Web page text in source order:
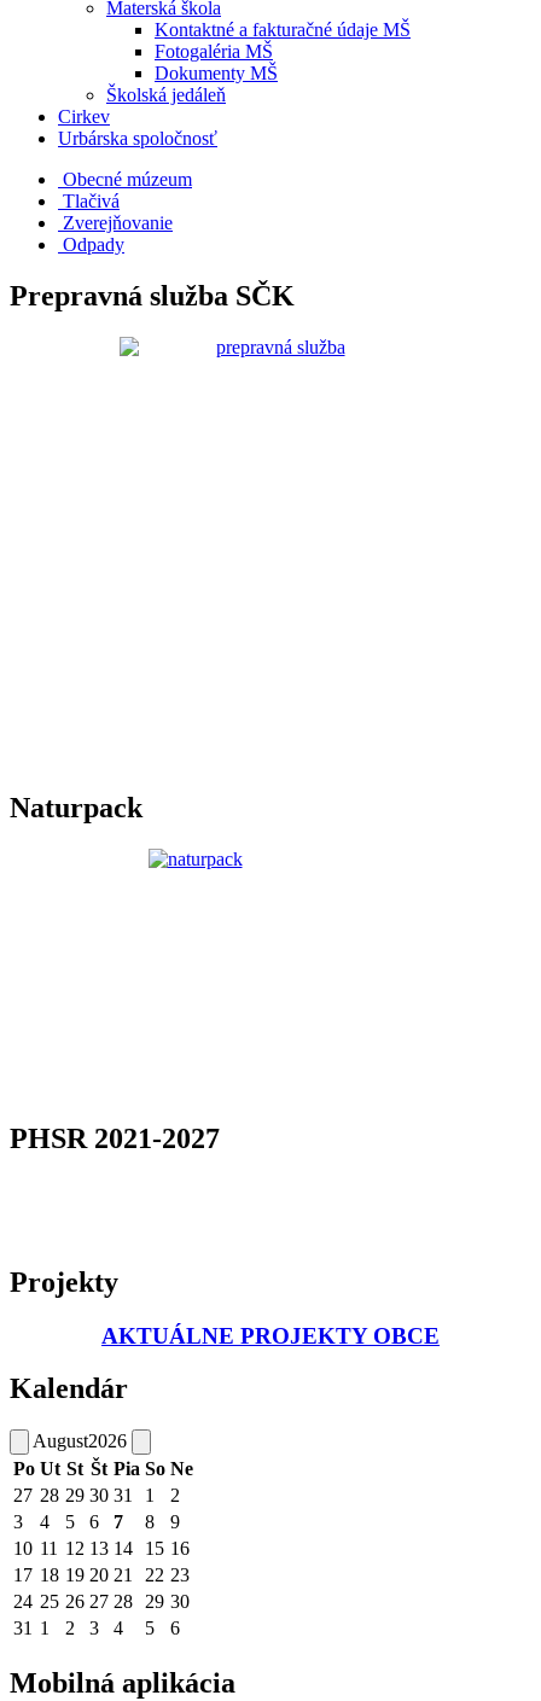
Materská škola
Kontaktné a fakturačné údaje MŠ
Fotogaléria MŠ
Dokumenty MŠ
Školská jedáleň
Cirkev
Urbárska spoločnosť
Obecné múzeum
Tlačivá
Zverejňovanie
Odpady
Prepravná služba SČK
Naturpack
PHSR 2021-2027
Projekty
AKTUÁLNE PROJEKTY OBCE
Kalendár
August2026
Po Ut St Št Pia So Ne
27 28 29 30 31 1
2
3
4 5 6 7 8
9
10 11 12 13 14 15 16
17 18 19 20 21 22 23
24 25 26 27 28 29 30
31 1 2 3 4 5 6
Mobilná aplikácia